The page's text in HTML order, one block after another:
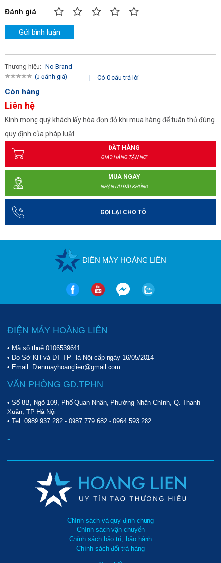
Đánh giá:
Gửi bình luận
Thương hiệu: No Brand
(0 đánh giá) | Có 0 câu trả lời
Còn hàng
Liên hệ
Kính mong quý khách lấy hóa đơn đỏ khi mua hàng để tuân thủ đúng
quy định của pháp luật
ĐẶT HÀNG
GIAO HÀNG TẬN NƠI
MUA NGAY
NHẬN ƯU ĐÃI KHỦNG
GỌI LẠI CHO TÔI
ĐIỆN MÁY HOÀNG LIÊN
ĐIỆN MÁY HOÀNG LIÊN
• Mã số thuế 0106539641
• Do Sở KH và ĐT TP Hà Nội cấp ngày 16/05/2014
• Email: Dienmayhoanglien@gmail.com
VĂN PHÒNG GD.TPHN
• Số 8B, Ngõ 109, Phố Quan Nhân, Phường Nhân Chính, Q. Thanh
Xuân, TP Hà Nội
• Tel: 0989 937 282 - 0987 779 682 - 0964 593 282
-
Chính sách và quy định chung
Chính sách vận chuyển
Chính sách bảo trì, bảo hành
Chính sách đổi trả hàng